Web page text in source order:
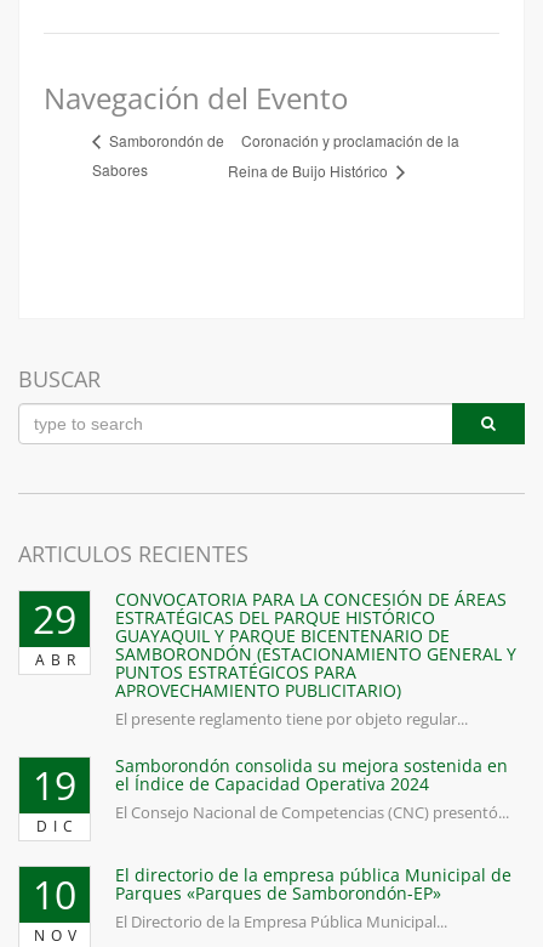
Navegación del Evento
Samborondón de
Sabores
Coronación y proclamación de la
Reina de Buijo Histórico
BUSCAR
ARTICULOS RECIENTES
29
ABR
CONVOCATORIA PARA LA CONCESIÓN DE ÁREAS
ESTRATÉGICAS DEL PARQUE HISTÓRICO
GUAYAQUIL Y PARQUE BICENTENARIO DE
SAMBORONDÓN (ESTACIONAMIENTO GENERAL Y
PUNTOS ESTRATÉGICOS PARA
APROVECHAMIENTO PUBLICITARIO)
El presente reglamento tiene por objeto regular...
19
DIC
Samborondón consolida su mejora sostenida en
el Índice de Capacidad Operativa 2024
El Consejo Nacional de Competencias (CNC) presentó...
10
NOV
El directorio de la empresa pública Municipal de
Parques «Parques de Samborondón-EP»
El Directorio de la Empresa Pública Municipal...